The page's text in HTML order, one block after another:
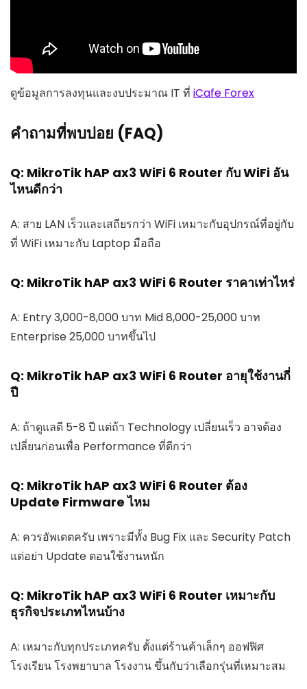
ดูข้อมูลการลงทุนและงบประมาณ IT ที่ iCafe Forex
คำถามที่พบบ่อย (FAQ)
Q: MikroTik hAP ax3 WiFi 6 Router กับ WiFi อัน
ไหนดีกว่า
A: สาย LAN เร็วและเสถียรกว่า WiFi เหมาะกับอุปกรณ์ที่อยู่กับ
ที่ WiFi เหมาะกับ Laptop มือถือ
Q: MikroTik hAP ax3 WiFi 6 Router ราคาเท่าไหร่
A: Entry 3,000-8,000 บาท Mid 8,000-25,000 บาท
Enterprise 25,000 บาทขึ้นไป
Q: MikroTik hAP ax3 WiFi 6 Router อายุใช้งานกี่
ปี
A: ถ้าดูแลดี 5-8 ปี แต่ถ้า Technology เปลี่ยนเร็ว อาจต้อง
เปลี่ยนก่อนเพื่อ Performance ที่ดีกว่า
Q: MikroTik hAP ax3 WiFi 6 Router ต้อง
Update Firmware ไหม
A: ควรอัพเดตครับ เพราะมีทั้ง Bug Fix และ Security Patch
แต่อย่า Update ตอนใช้งานหนัก
Q: MikroTik hAP ax3 WiFi 6 Router เหมาะกับ
ธุรกิจประเภทไหนบ้าง
A: เหมาะกับทุกประเภทครับ ตั้งแต่ร้านค้าเล็กๆ ออฟฟิศ
โรงเรียน โรงพยาบาล โรงงาน ขึ้นกับว่าเลือกรุ่นที่เหมาะสม